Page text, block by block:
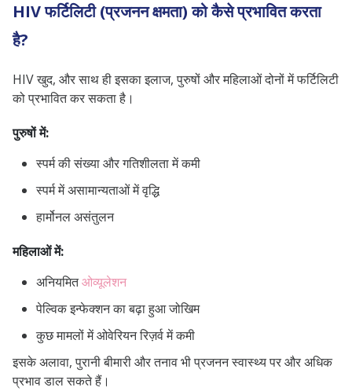
HIV फर्टिलिटी (प्रजनन क्षमता) को कैसे प्रभावित करता
है?
HIV खुद, और साथ ही इसका इलाज, पुरुषों और महिलाओं दोनों में फर्टिलिटी
को प्रभावित कर सकता है।
पुरुषों में:
स्पर्म की संख्या और गतिशीलता में कमी
स्पर्म में असामान्यताओं में वृद्धि
हार्मोनल असंतुलन
महिलाओं में:
अनियमितओव्यूलेशन
पेल्विक इन्फेक्शन का बढ़ा हुआ जोखिम
कुछ मामलों में ओवेरियन रिज़र्व में कमी
इसके अलावा, पुरानी बीमारी और तनाव भी प्रजनन स्वास्थ्य पर और अधिक
प्रभाव डाल सकते हैं।